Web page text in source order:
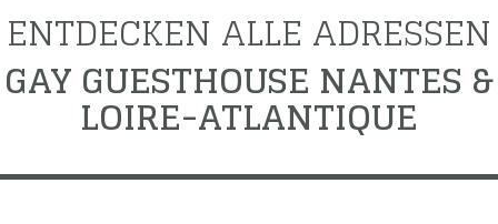
ENTDECKEN ALLE ADRESSEN
GAY GUESTHOUSE NANTES &
LOIRE-ATLANTIQUE